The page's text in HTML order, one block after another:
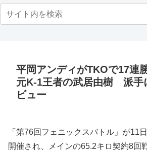
平岡アンディがTKOで17連
元K-1王者の武居由樹 派手
ビュー
「第76回フェニックスバトル」が11
開催され、メインの65.2キロ契約8回